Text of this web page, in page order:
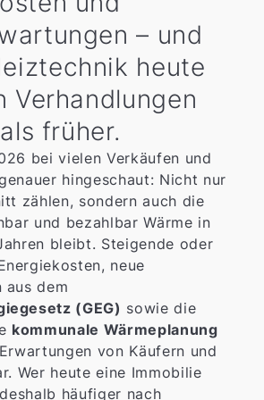
– und
heute
Verhandlungen
früher.
bei vielen Verkäufen und
hingeschaut: Nicht nur
zählen, sondern auch die
und bezahlbar Wärme in
bleibt. Steigende oder
neue
aus dem
(GEG) sowie die
kommunale Wärmeplanung
von Käufern und
Wer heute eine Immobilie
häufiger nach